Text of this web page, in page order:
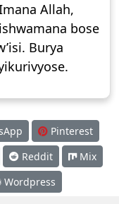
Allah,
bose
Burya
Pinterest
Reddit
Mix
Wordpress